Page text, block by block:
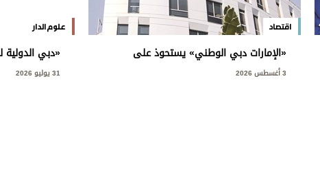
اقتصاد
«الإمارات دبي الوطني» يستحوذ على
الخدمات المصرفية للأفراد في «إتش إس بي
سي - مصر» 3 أغسطس 2026
علوم الدار
من 120 دولة
31 يوليو 2026